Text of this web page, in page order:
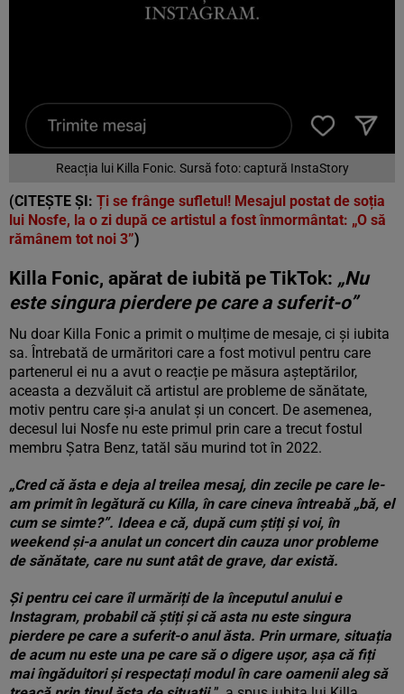
Reacția lui Killa Fonic. Sursă foto: captură InstaStory
(CITEȘTE ȘI: Ți se frânge sufletul! Mesajul postat de soția
lui Nosfe, la o zi după ce artistul a fost înmormântat: „O să
rămânem tot noi 3”)
Killa Fonic, apărat de iubită pe TikTok: „Nu
este singura pierdere pe care a suferit-o”
Nu doar Killa Fonic a primit o mulțime de mesaje, ci și iubita
sa. Întrebată de urmăritori care a fost motivul pentru care
partenerul ei nu a avut o reacție pe măsura așteptărilor,
aceasta a dezvăluit că artistul are probleme de sănătate,
motiv pentru care și-a anulat și un concert. De asemenea,
decesul lui Nosfe nu este primul prin care a trecut fostul
membru Șatra Benz, tatăl său murind tot în 2022.
„Cred că ăsta e deja al treilea mesaj, din zecile pe care le-
am primit în legătură cu Killa, în care cineva întreabă „bă, el
cum se simte?”. Ideea e că, după cum știți și voi, în
weekend și-a anulat un concert din cauza unor probleme
de sănătate, care nu sunt atât de grave, dar există.
Și pentru cei care îl urmăriți de la începutul anului e
Instagram, probabil că știți și că asta nu este singura
pierdere pe care a suferit-o anul ăsta. Prin urmare, situația
de acum nu este una pe care să o digere ușor, așa că fiți
mai îngăduitori și respectați modul în care oamenii aleg să